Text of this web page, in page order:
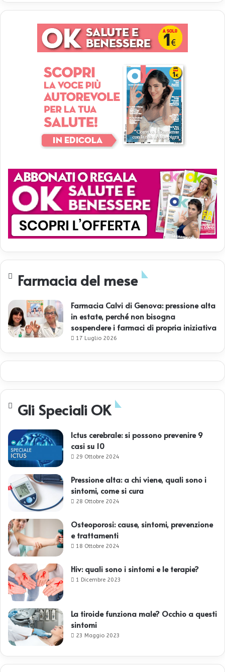
Farmacia del mese
Farmacia Calvi di Genova: pressione alta
in estate, perché non bisogna
sospendere i farmaci di propria iniziativa
17 Luglio 2026
Gli Speciali OK
Ictus cerebrale: si possono prevenire 9
casi su 10
29 Ottobre 2024
Pressione alta: a chi viene, quali sono i
sintomi, come si cura
28 Ottobre 2024
Osteoporosi: cause, sintomi, prevenzione
e trattamenti
18 Ottobre 2024
Hiv: quali sono i sintomi e le terapie?
1 Dicembre 2023
La tiroide funziona male? Occhio a questi
sintomi
23 Maggio 2023